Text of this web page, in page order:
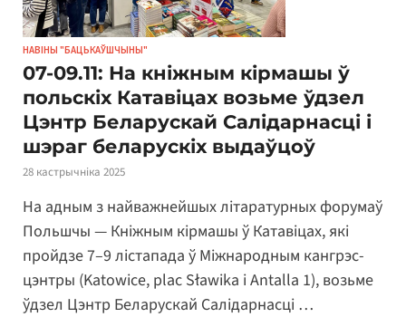
НАВІНЫ "БАЦЬКАЎШЧЫНЫ"
07-09.11: На кніжным кірмашы ў
польскіх Катавіцах возьме ўдзел
Цэнтр Беларускай Салідарнасці і
шэраг беларускіх выдаўцоў
28 кастрычніка 2025
На адным з найважнейшых літаратурных форумаў
Польшчы — Кніжным кірмашы ў Катавіцах, які
пройдзе 7–9 лістапада ў Міжнародным кангрэс-
цэнтры (Katowice, plac Sławika i Antalla 1), возьме
ўдзел Цэнтр Беларускай Салідарнасці …